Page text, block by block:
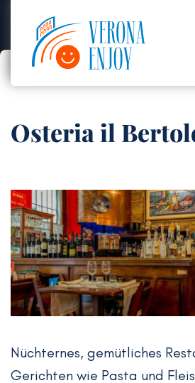
Osteria il
Nüchternes, gemütliches
Gerichten wie Pasta und